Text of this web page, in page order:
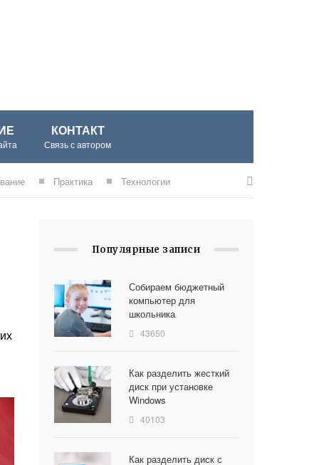
КОНТАКТ
Связь с автором
Практика Технологии
Популярные записи
Собираем бюджетный
компьютер для
школьника
43650
Как разделить жесткий
диск при установке
Windows
40103
Как разделить диск с